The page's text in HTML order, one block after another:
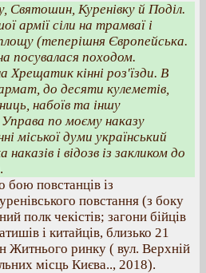
Святошин, Куренівку й Поділ.
армії сіли на трамваї і
(теперішня Європейська.
посувалася походом.
кінні роз'їзди. В
до десяти кулеметів,
набоїв та іншу
по моєму наказу
міської думи український
і відозв із закликом до
повстанців із
повстання (з боку
полк чекістів; загони бійців
і китайців, близько 21
Житнього ринку ( вул. Верхній
місць Києва.., 2018).